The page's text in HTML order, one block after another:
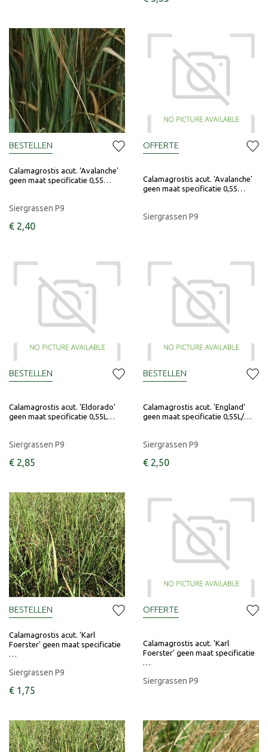
Calamagrostis acut. 'Avalanche'
geen maat specificatie 0,55…
Siergrassen P9
€ 2,40
BESTELLEN
Calamagrostis acut. 'Avalanche'
geen maat specificatie 0,55…
Siergrassen P9
OFFERTE
Calamagrostis acut. 'Eldorado'
geen maat specificatie 0,55L…
Siergrassen P9
€ 2,85
BESTELLEN
Calamagrostis acut. 'England'
geen maat specificatie 0,55L/…
Siergrassen P9
€ 2,50
BESTELLEN
Calamagrostis acut. 'Karl
Foerster' geen maat specificatie
…
Siergrassen P9
€ 1 ,75
BESTELLEN
Calamagrostis acut. 'Karl
Foerster' geen maat specificatie
…
Siergrassen P9
OFFERTE